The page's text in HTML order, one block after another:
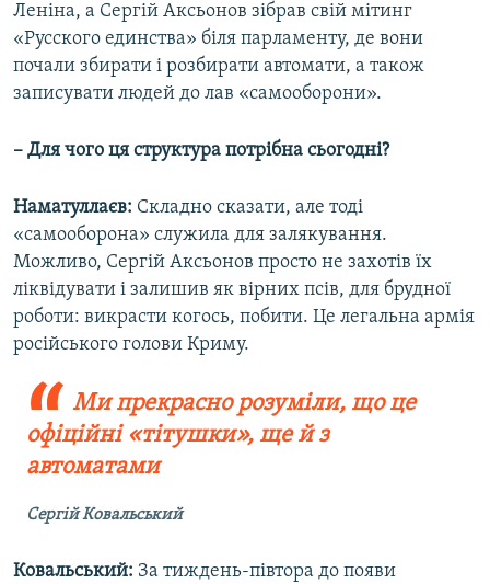
Леніна, а Сергій Аксьонов зібрав свій мітинг
«Русского единства» біля парламенту, де вони
почали збирати і розбирати автомати, а також
записувати людей до лав «самооборони».
– Для чого ця структура потрібна сьогодні?
Наматуллаєв: Складно сказати, але тоді
«самооборона» служила для залякування.
Можливо, Сергій Аксьонов просто не захотів їх
ліквідувати і залишив як вірних псів, для брудної
роботи: викрасти когось, побити. Це легальна армія
російського голови Криму.
Ми прекрасно розуміли, що це
офіційні «тітушки», ще й з
автоматами
Сергій Ковальський
Ковальський: За тиждень-півтора до появи